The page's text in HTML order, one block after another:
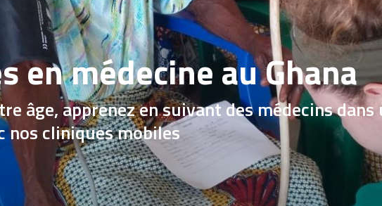
en médecine au Ghana
âge, apprenez en suivant des médecins
nos cliniques mobiles